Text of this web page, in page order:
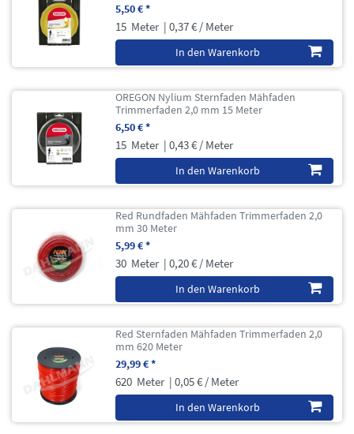
5,50 € *
15 Meter | 0,37 € / Meter
In den Warenkorb
OREGON Nylium Sternfaden Mähfaden
Trimmerfaden 2,0 mm 15 Meter
6,50 € *
15 Meter | 0,43 € / Meter
In den Warenkorb
Red Rundfaden Mähfaden Trimmerfaden 2,0
mm 30 Meter
5,99 € *
30 Meter | 0,20 € / Meter
In den Warenkorb
Red Sternfaden Mähfaden Trimmerfaden 2,0
mm 620 Meter
29,99 € *
620 Meter | 0,05 € / Meter
In den Warenkorb